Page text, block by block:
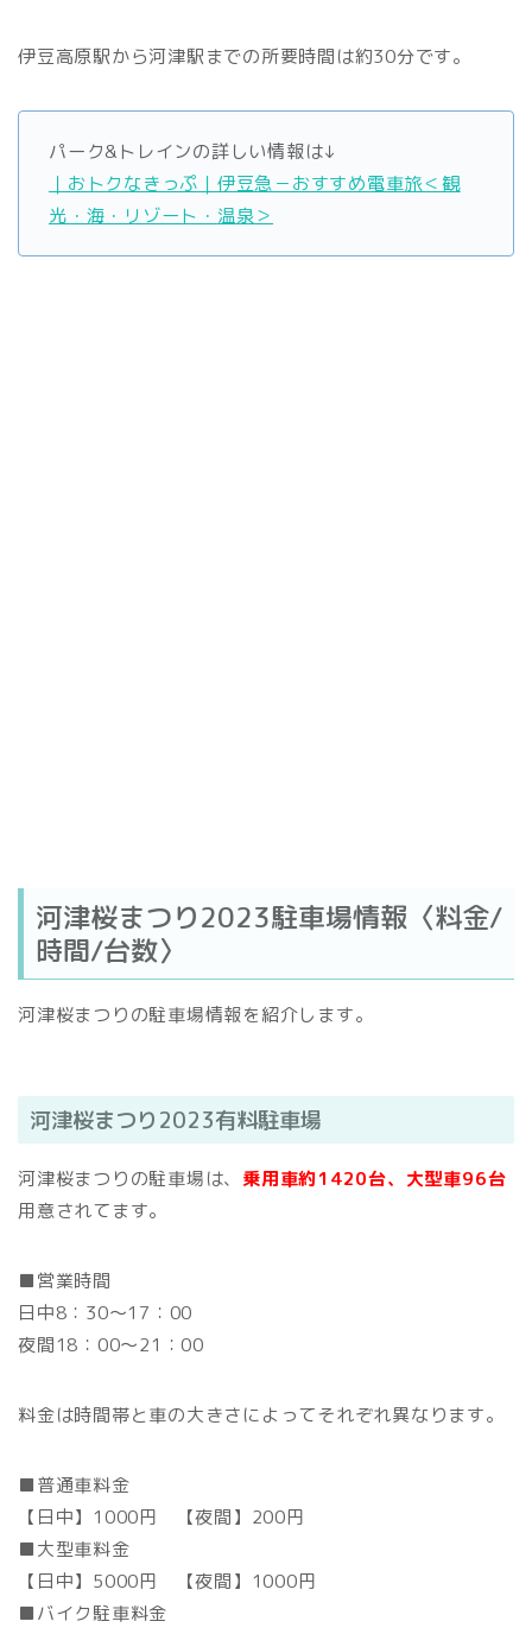
伊豆高原駅から河津駅までの所要時間は約30分です。
パーク&トレインの詳しい情報は↓
｜おトクなきっぷ｜伊豆急－おすすめ電車旅＜観
光・海・リゾート・温泉＞
河津桜まつり2023駐車場情報〈料金/
時間/台数〉
河津桜まつりの駐車場情報を紹介します。
河津桜まつり2023有料駐車場
河津桜まつりの駐車場は、 乗用車約1420台、大型車96台
用意されてます。
■営業時間
日中8：30～17：00
夜間18：00～21：00
料金は時間帯と車の大きさによってそれぞれ異なります。
■普通車料金
【日中】1000円 【夜間】200円
■大型車料金
【日中】5000円 【夜間】1000円
■バイク駐車料金